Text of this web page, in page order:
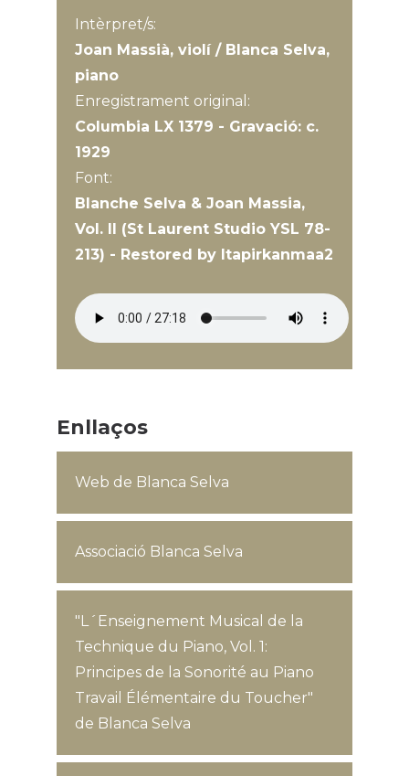
Intèrpret/s:
Joan Massià, violí / Blanca Selva,
piano
Enregistrament original:
Columbia LX 1379 - Gravació: c.
1929
Font:
Blanche Selva & Joan Massia,
Vol. II (St Laurent Studio YSL 78-
213) - Restored by Itapirkanmaa2
Enllaços
Web de Blanca Selva
Associació Blanca Selva
"L´Enseignement Musical de la
Technique du Piano, Vol. 1:
Principes de la Sonorité au Piano
Travail Élémentaire du Toucher"
de Blanca Selva